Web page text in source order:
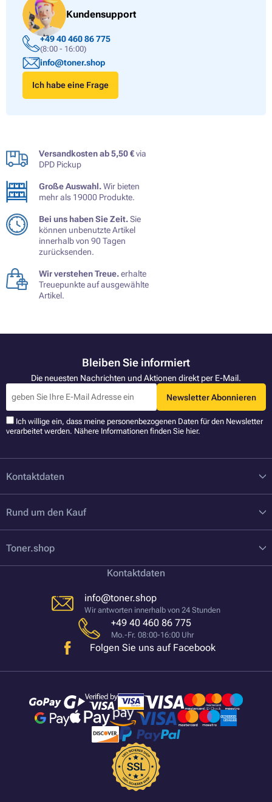
Kundensupport
+49 40 460 86 775
(8:00 - 16:00)
info@toner.shop
Ich habe eine Frage
Versandkosten ab 5,50 €via
DPD Pickup
Große Auswahl.Wir bieten
mehr als 19000 Produkte.
Bei uns haben Sie Zeit.Sie
können unbenutzte Artikel
innerhalb von 90 Tagen
zurücksenden.
Wir verstehen Treue.erhalte
Treuepunkte auf ausgewählte
Artikel.
Bleiben Sie informiert
Die neuesten Nachrichten und Aktionen direkt per E-Mail.
Newsletter Abonnieren
Ich willige ein, dass meine personenbezogenen Daten für den Newsletter
verarbeitet werden. Nähere Informationen finden Sie hier.
Kontaktdaten
Rund um den Kauf
Toner.shop
Kontaktdaten
info@toner.shop
Wir antworten innerhalb von 24 Stunden
+49 40 460 86 775
Mo.-Fr. 08:00-16:00 Uhr
Folgen Sie uns auf Facebook